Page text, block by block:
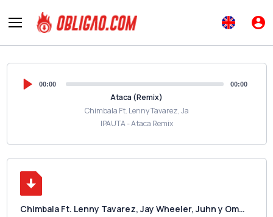
00:00 00:00
Ataca (Remix)
Chimbala Ft. Lenny Tavarez, Ja
IPAUTA - Ataca Remix
Chimbala Ft. Lenny Tavarez, Jay Wheeler, Juhn y Om…